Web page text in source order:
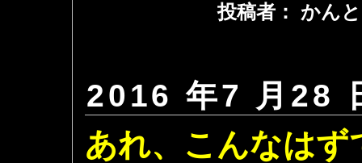
投稿者： かん
2016 年7 月28
あれ、こんなはず